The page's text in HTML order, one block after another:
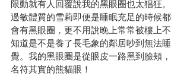
限動就有人回覆說我的黑眼圈也太猖狂。
過敏體質的雪莉即便是睡眠充足的時候都
會有黑眼圈，更不用說晚上常常被樓上不
知道是不是養了長毛象的鄰居吵到無法睡
覺。我的黑眼圈是從眼皮一路黑到臉頰，
名符其實的熊貓眼！